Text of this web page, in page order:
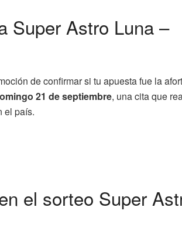
Super Astro Luna –
de confirmar si tu apuesta fue la
21 de septiembre, una cita que
el país.
el sorteo Super